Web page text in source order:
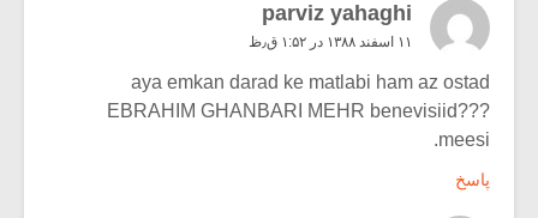
parviz yahaghi
۱۱ اسفند ۱۳۸۸ در ۱:۵۲ ق٫ظ
aya emkan darad ke matlabi ham az ostad
EBRAHIM GHANBARI MEHR benevisiid???
meesi.
پاسخ